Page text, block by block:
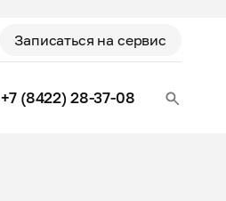
Записаться на сервис
+7 (8422) 28-37-08